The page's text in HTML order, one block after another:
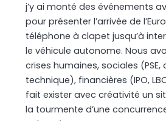
j’y ai monté des événements
pour présenter l’arrivée de
téléphone à clapet jusqu’à
le véhicule autonome. Nous
crises humaines, sociales
technique), financières (IPO,
fait exister avec créativité un
la tourmente d’une